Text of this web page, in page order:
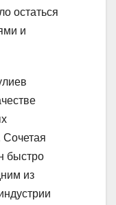
остаться
и
Сочетая
быстро
из